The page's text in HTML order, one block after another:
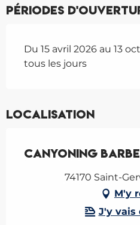
Périodes
Du 15 avril 2026 au 13
tous les jours
Localisation
Canyoning
74170 Saint-
M'y
J'y vais